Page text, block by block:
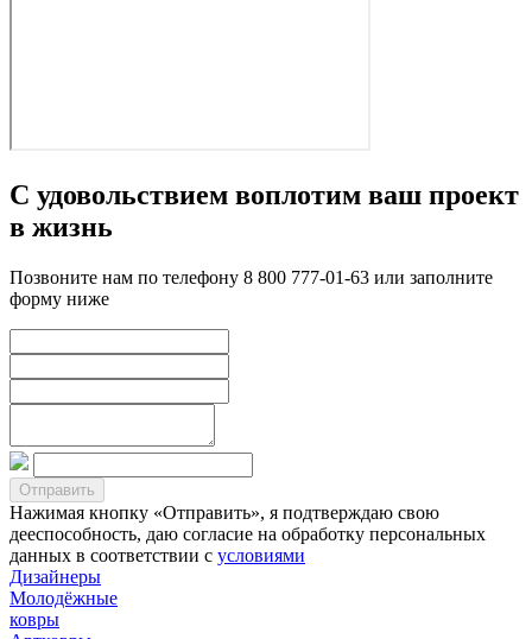
С удовольствием воплотим ваш проект
в жизнь
Позвоните нам по телефону 8 800 777-01-63 или заполните
форму ниже
Нажимая кнопку «Отправить», я подтверждаю свою
дееспособность, даю согласие на обработку персональных
данных в соответствии с условиями
Дизайнеры
Молодёжные
ковры